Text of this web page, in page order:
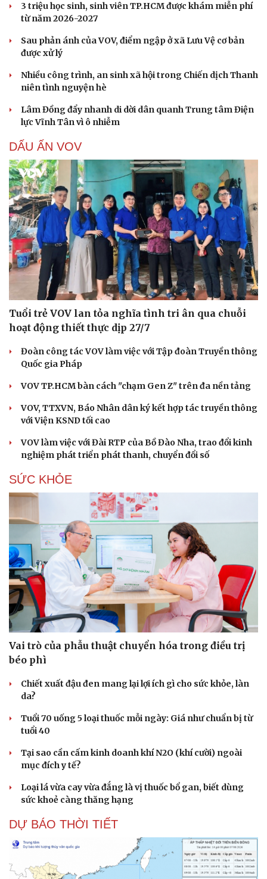
Cải chính
3 triệu học sinh, sinh viên TP.HCM được khám miễn phí
từ năm 2026-2027
Sau phản ánh của VOV, điểm ngập ở xã Lưu Vệ cơ bản
được xử lý
Nhiều công trình, an sinh xã hội trong Chiến dịch Thanh
niên tình nguyện hè
Lâm Đồng đẩy nhanh di dời dân quanh Trung tâm Điện
lực Vĩnh Tân vì ô nhiễm
DẤU ẤN VOV
Tuổi trẻ VOV lan tỏa nghĩa tình tri ân qua chuỗi
hoạt động thiết thực dịp 27/7
Đoàn công tác VOV làm việc với Tập đoàn Truyền thông
Quốc gia Pháp
VOV TP.HCM bàn cách "chạm Gen Z" trên đa nền tảng
VOV, TTXVN, Báo Nhân dân ký kết hợp tác truyền thông
với Viện KSND tối cao
VOV làm việc với Đài RTP của Bồ Đào Nha, trao đổi kinh
nghiệm phát triển phát thanh, chuyển đổi số
SỨC KHỎE
Vai trò của phẫu thuật chuyển hóa trong điều trị
béo phì
Chiết xuất đậu đen mang lại lợi ích gì cho sức khỏe, làn
da?
Tuổi 70 uống 5 loại thuốc mỗi ngày: Giá như chuẩn bị từ
tuổi 40
Tại sao cần cấm kinh doanh khí N2O (khí cười) ngoài
mục đích y tế?
Loại lá vừa cay vừa đắng là vị thuốc bổ gan, biết dùng
sức khoẻ càng thăng hạng
DỰ BÁO THỜI TIẾT